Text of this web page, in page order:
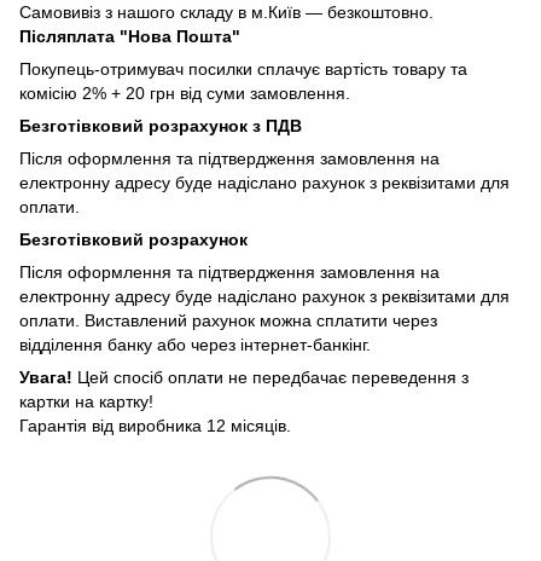
Самовивіз з нашого складу в м.Київ — безкоштовно.
Післяплата "Нова Пошта"
Покупець-отримувач посилки сплачує вартість товару та
комісію 2% + 20 грн від суми замовлення.
Безготівковий розрахунок з ПДВ
Після оформлення та підтвердження замовлення на
електронну адресу буде надіслано рахунок з реквізитами для
оплати.
Безготівковий розрахунок
Після оформлення та підтвердження замовлення на
електронну адресу буде надіслано рахунок з реквізитами для
оплати. Виставлений рахунок можна сплатити через
відділення банку або через інтернет-банкінг.
Увага! Цей спосіб оплати не передбачає переведення з
картки на картку!
Гарантія від виробника 12 місяців.